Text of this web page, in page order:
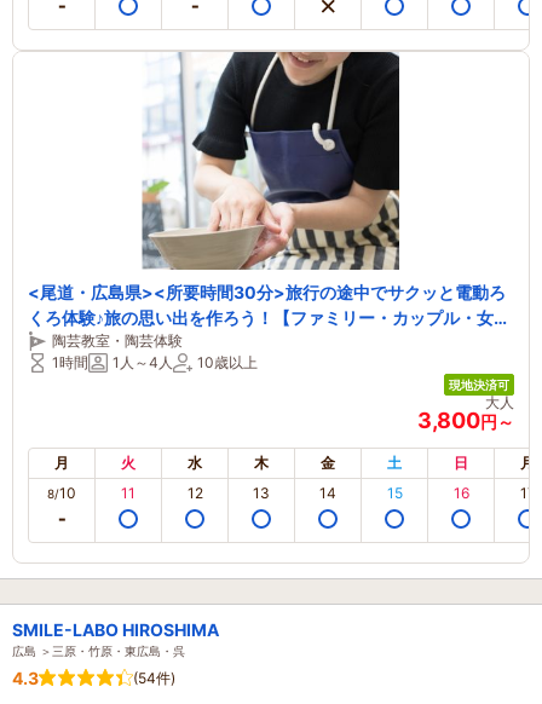
<尾道・広島県><所要時間30分>旅行の途中でサクッと電動ろ
くろ体験♪旅の思い出を作ろう！【ファミリー・カップル・女性
におすすめ】のプラン詳細！！
陶芸教室・陶芸体験
1時間
1人～4人 10歳以上
現地決済可
大人
3,800円～
月 火 水 木 金 土 日 月
8/10 11 12 13 14 15 16 17
SMILE-LABO HIROSHIMA
広島 ＞三原・竹原・東広島・呉
4.3 (54件)